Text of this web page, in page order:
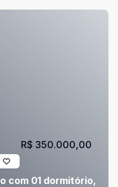
com 01 dormitório,
R$ 350.000,00